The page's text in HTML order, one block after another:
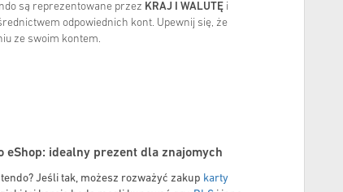
są reprezentowane przez KRAJ I WALUTĘ i
odpowiednich kont. Upewnij się, że
ze swoim kontem.
eShop: idealny prezent dla znajomych
Jeśli tak, możesz rozważyć zakup karty